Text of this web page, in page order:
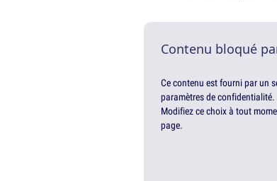
Contenu bloqué
Ce contenu est fourni par un
paramètres de confidentialité.
Modifiez ce choix à tout
page.